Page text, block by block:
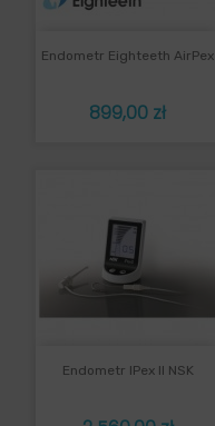
Endometr Eighteeth AirPex
Cena
899,00 zł
Endometr IPex II NSK